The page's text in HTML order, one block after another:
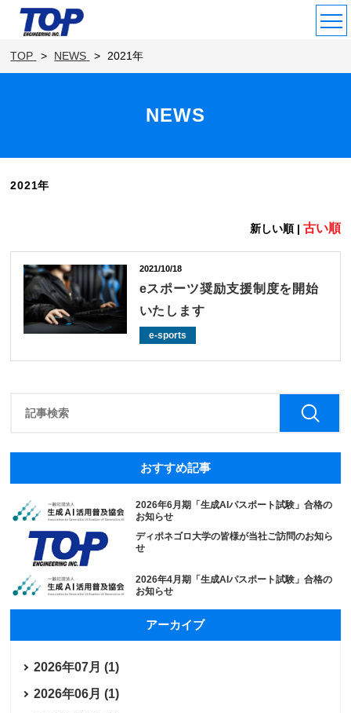
TOP NEWS 2021年
NEWS
2021年
新しい順 | 古い順
2021/10/18
eスポーツ奨励支援制度を開始
いたします
e-sports
おすすめ記事
2026年6月期「生成AIパスポート試験」合格の
お知らせ
ディポネゴロ大学の皆様が当社ご訪問のお知ら
せ
2026年4月期「生成AIパスポート試験」合格の
お知らせ
アーカイブ
2026年07月 (1)
2026年06月 (1)